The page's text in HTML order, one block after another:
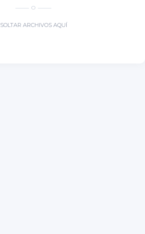
O
SOLTAR ARCHIVOS AQUÍ